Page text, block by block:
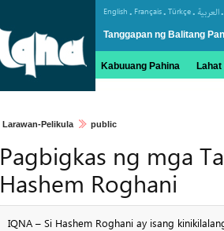
English . Français. Türkçe. العربیة.
Tanggapan ng Balitang
Kabuuang Pahina
Larawan-Pelikula public
Pagbigkas ng mga
Hashem Roghani
IQNA – Si Hashem Roghani ay isang